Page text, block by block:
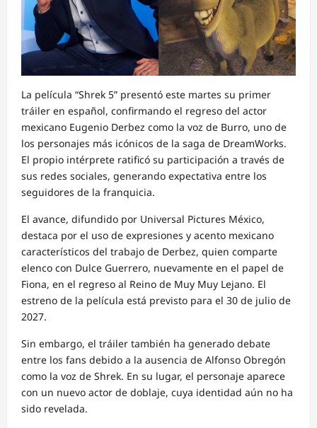
La película “Shrek 5” presentó este martes su primer
tráiler en español, confirmando el regreso del actor
mexicano Eugenio Derbez como la voz de Burro, uno de
los personajes más icónicos de la saga de DreamWorks.
El propio intérprete ratificó su participación a través de
sus redes sociales, generando expectativa entre los
seguidores de la franquicia.
El avance, difundido por Universal Pictures México,
destaca por el uso de expresiones y acento mexicano
característicos del trabajo de Derbez, quien comparte
elenco con Dulce Guerrero, nuevamente en el papel de
Fiona, en el regreso al Reino de Muy Muy Lejano. El
estreno de la película está previsto para el 30 de julio de
2027.
Sin embargo, el tráiler también ha generado debate
entre los fans debido a la ausencia de Alfonso Obregón
como la voz de Shrek. En su lugar, el personaje aparece
con un nuevo actor de doblaje, cuya identidad aún no ha
sido revelada.